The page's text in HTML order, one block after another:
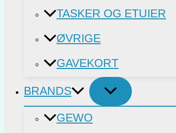
TASKER OG ETUIER
ØVRIGE
GAVEKORT
BRANDS
GEWO